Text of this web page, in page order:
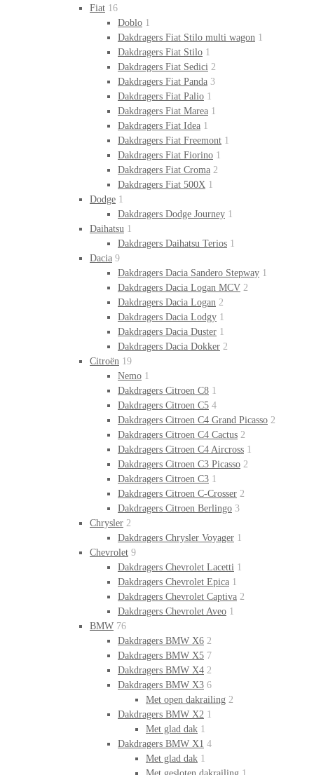
Fiat 16
Doblo 1
Dakdragers Fiat Stilo multi wagon 1
Dakdragers Fiat Stilo 1
Dakdragers Fiat Sedici 2
Dakdragers Fiat Panda 3
Dakdragers Fiat Palio 1
Dakdragers Fiat Marea 1
Dakdragers Fiat Idea 1
Dakdragers Fiat Freemont 1
Dakdragers Fiat Fiorino 1
Dakdragers Fiat Croma 2
Dakdragers Fiat 500X 1
Dodge 1
Dakdragers Dodge Journey 1
Daihatsu 1
Dakdragers Daihatsu Terios 1
Dacia 9
Dakdragers Dacia Sandero Stepway 1
Dakdragers Dacia Logan MCV 2
Dakdragers Dacia Logan 2
Dakdragers Dacia Lodgy 1
Dakdragers Dacia Duster 1
Dakdragers Dacia Dokker 2
Citroën 19
Nemo 1
Dakdragers Citroen C8 1
Dakdragers Citroen C5 4
Dakdragers Citroen C4 Grand Picasso 2
Dakdragers Citroen C4 Cactus 2
Dakdragers Citroen C4 Aircross 1
Dakdragers Citroen C3 Picasso 2
Dakdragers Citroen C3 1
Dakdragers Citroen C-Crosser 2
Dakdragers Citroen Berlingo 3
Chrysler 2
Dakdragers Chrysler Voyager 1
Chevrolet 9
Dakdragers Chevrolet Lacetti 1
Dakdragers Chevrolet Epica 1
Dakdragers Chevrolet Captiva 2
Dakdragers Chevrolet Aveo 1
BMW 76
Dakdragers BMW X6 2
Dakdragers BMW X5 7
Dakdragers BMW X4 2
Dakdragers BMW X3 6
Met open dakrailing 2
Dakdragers BMW X2 1
Met glad dak 1
Dakdragers BMW X1 4
Met glad dak 1